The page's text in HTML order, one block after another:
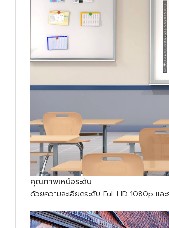
คุณภาพเหนือระดับ
ด้วยความละเอียดระดับ Full HD 1080p แล